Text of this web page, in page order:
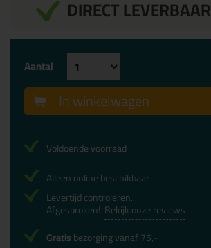
DIRECT LEVERBAAR
Aantal
In winkelwagen
Voldoende voorraad
Alleen online beschikbaar
Levertijd controleren...
Afgesproken! Bekijk onze reviews
Gratisbezorging vanaf 75,-